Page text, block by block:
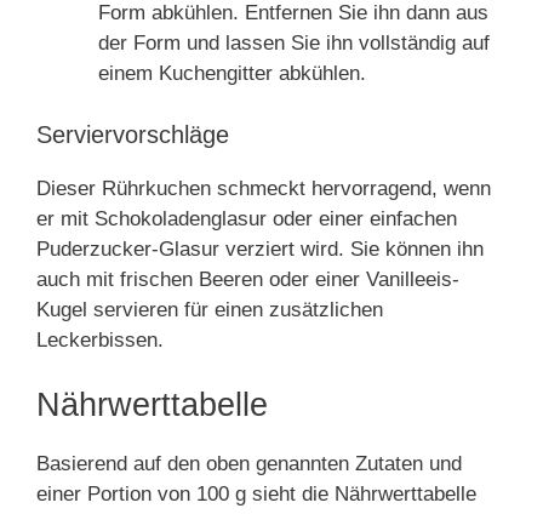
Form abkühlen. Entfernen Sie ihn dann aus
der Form und lassen Sie ihn vollständig auf
einem Kuchengitter abkühlen.
Serviervorschläge
Dieser Rührkuchen schmeckt hervorragend, wenn
er mit Schokoladenglasur oder einer einfachen
Puderzucker-Glasur verziert wird. Sie können ihn
auch mit frischen Beeren oder einer Vanilleeis-
Kugel servieren für einen zusätzlichen
Leckerbissen.
Nährwerttabelle
Basierend auf den oben genannten Zutaten und
einer Portion von 100 g sieht die Nährwerttabelle